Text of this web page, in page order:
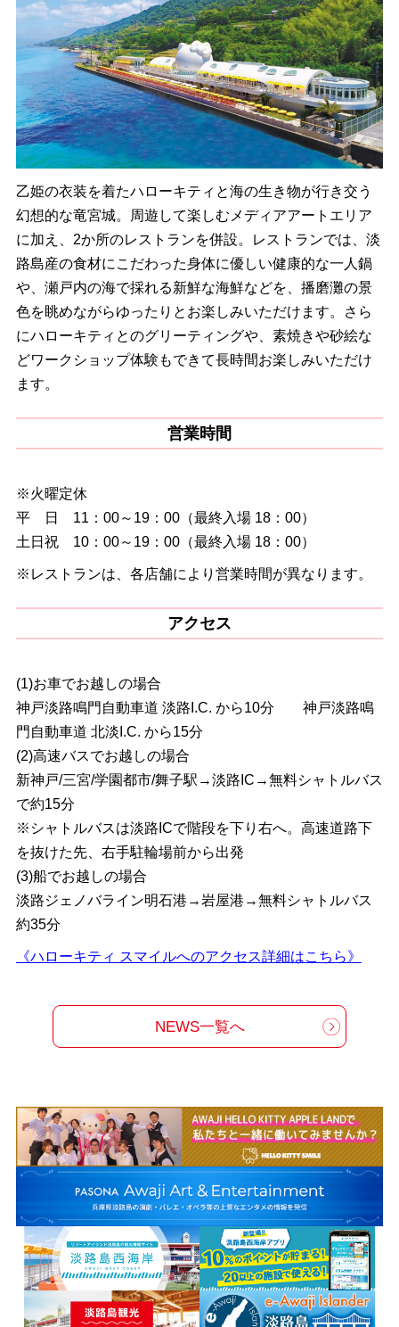
乙姫の衣装を着たハローキティと海の生き物が行き交う
幻想的な竜宮城。周遊して楽しむメディアアートエリア
に加え、2か所のレストランを併設。レストランでは、淡
路島産の食材にこだわった身体に優しい健康的な一人鍋
や、瀬戸内の海で採れる新鮮な海鮮などを、播磨灘の景
色を眺めながらゆったりとお楽しみいただけます。さら
にハローキティとのグリーティングや、素焼きや砂絵な
どワークショップ体験もできて長時間お楽しみいただけ
ます。
営業時間
※火曜定休
平 日 11：00～19：00（最終入場 18：00）
土日祝 10：00～19：00（最終入場 18：00）
※レストランは、各店舗により営業時間が異なります。
アクセス
(1)お車でお越しの場合
神戸淡路鳴門自動車道 淡路I.C. から10分 神戸淡路鳴
門自動車道 北淡I.C. から15分
(2)高速バスでお越しの場合
新神戸/三宮/学園都市/舞子駅→淡路IC→無料シャトルバス
で約15分
※シャトルバスは淡路ICで階段を下り右へ。高速道路下
を抜けた先、右手駐輪場前から出発
(3)船でお越しの場合
淡路ジェノバライン明石港→岩屋港→無料シャトルバス
約35分
《ハローキティ スマイルへのアクセス詳細はこちら》
NEWS一覧へ